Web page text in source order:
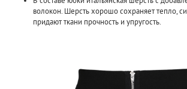
волокон. Шерсть хорошо сохраняет тепло,
придают ткани прочность и упругость.